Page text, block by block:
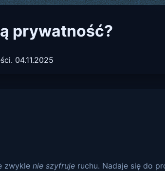
prywatność?
04.11.2025
zwykle nie szyfrujeruchu. Nadaje się do